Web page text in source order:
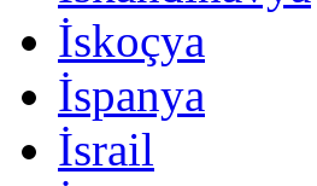
İskoçya
İspanya
İsrail